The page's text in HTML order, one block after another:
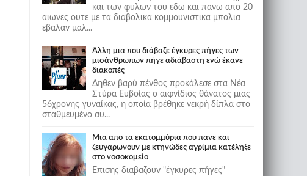
και των φυλων του εδω και πανω απο 20
αιωνες ουτε με τα διαβολικα κομμουνιστικα μπολια
εβαλαν μαλ...
Άλλη μια που διάβαζε έγκυρες πήγες των
μισάνθρωπων πήγε αδιάβαστη ενώ έκανε
διακοπές
Δηθεν βαρύ πένθος προκάλεσε στα Νέα
Στύρα Ευβοίας ο αιφνίδιος θάνατος μιας
56χρονης γυναίκας, η οποία βρέθηκε νεκρή δίπλα στο
σταθμευμένο αυ...
Μια απο τα εκατομμύρια που πανε και
ζευγαρωνουν με κτηνώδες αγρίμια κατέληξε
στο νοσοκομείο
Επισης διαβαζουν "έγκυρες πήγες"